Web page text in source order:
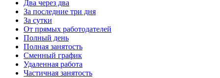
Два через два
За последние три дня
За сутки
От прямых работодателей
Полный день
Полная занятость
Сменный график
Удаленная работа
Частичная занятость